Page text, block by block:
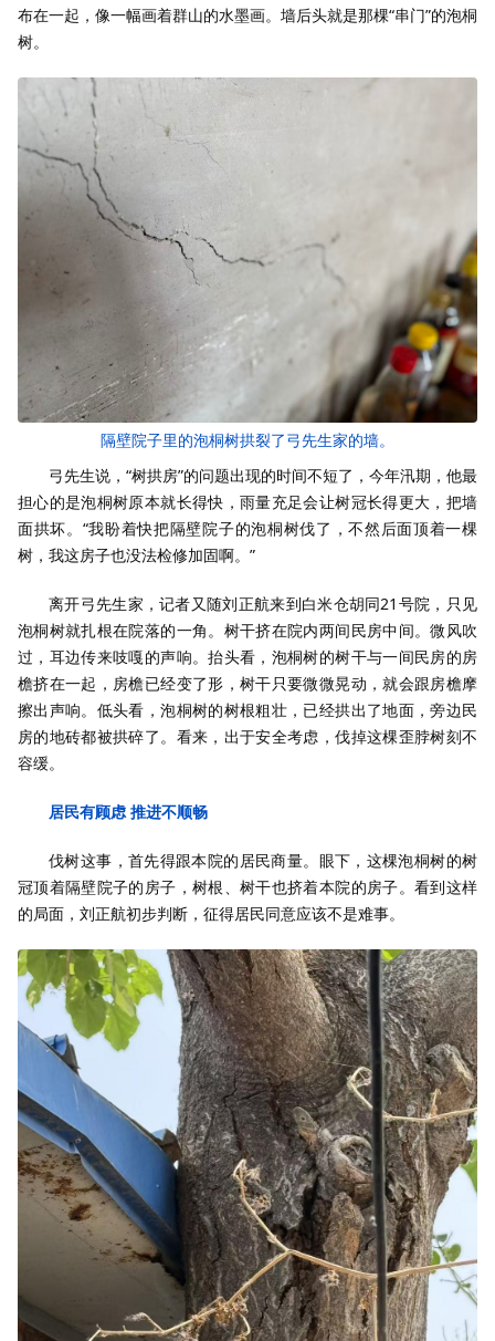
布在一起，像一幅画着群山的水墨画。墙后头就是那棵“串门”的泡桐
树。
隔壁院子里的泡桐树拱裂了弓先生家的墙。
弓先生说，“树拱房”的问题出现的时间不短了，今年汛期，他最
担心的是泡桐树原本就长得快，雨量充足会让树冠长得更大，把墙
面拱坏。“我盼着快把隔壁院子的泡桐树伐了，不然后面顶着一棵
树，我这房子也没法检修加固啊。”
离开弓先生家，记者又随刘正航来到白米仓胡同21号院，只见
泡桐树就扎根在院落的一角。树干挤在院内两间民房中间。微风吹
过，耳边传来吱嘎的声响。抬头看，泡桐树的树干与一间民房的房
檐挤在一起，房檐已经变了形，树干只要微微晃动，就会跟房檐摩
擦出声响。低头看，泡桐树的树根粗壮，已经拱出了地面，旁边民
房的地砖都被拱碎了。看来，出于安全考虑，伐掉这棵歪脖树刻不
容缓。
居民有顾虑 推进不顺畅
伐树这事，首先得跟本院的居民商量。眼下，这棵泡桐树的树
冠顶着隔壁院子的房子，树根、树干也挤着本院的房子。看到这样
的局面，刘正航初步判断，征得居民同意应该不是难事。